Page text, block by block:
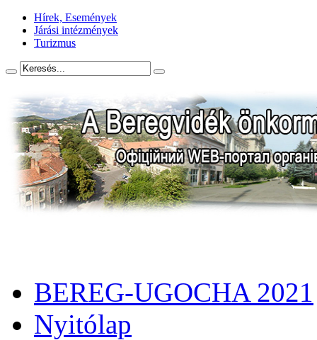
Hírek, Események
Járási intézmények
Turizmus
BEREG-UGOCHA 2021
Nyitólap